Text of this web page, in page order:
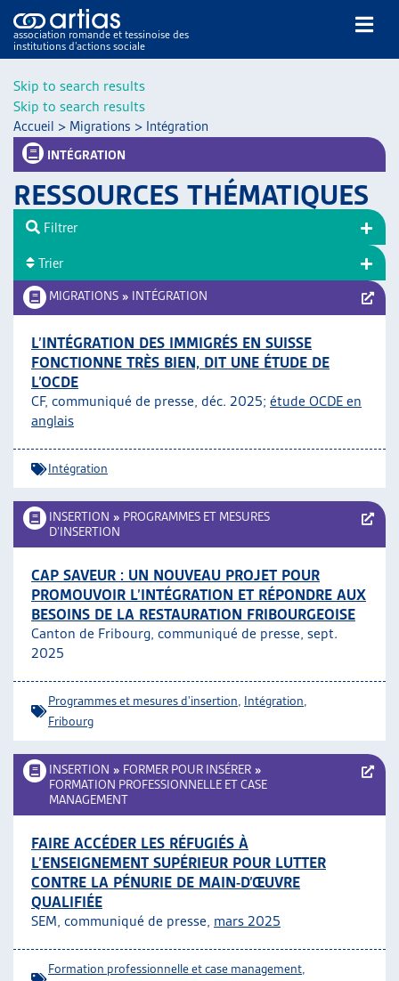
Skip to search results
Skip to search results
association romande et tessinoise des
institutions d’actions sociale
NOS PUBLICATIONS
DOSSIERS DU MOIS
VEILLE
RESSOURCES
THÉMATIQUES
GUIDE SOCIAL ROMAND
AUTRES
ARTIAS
Accueil > Migrations > Intégration
INTÉGRATION
RESSOURCES THÉMATIQUES
MIGRATIONS » INTÉGRATION
L’INTÉGRATION DES IMMIGRÉS EN SUISSE
FONCTIONNE TRÈS BIEN, DIT UNE ÉTUDE DE
L’OCDE
CF, communiqué de presse, déc. 2025; étude OCDE en
anglais
Intégration
INSERTION » PROGRAMMES ET MESURES
D’INSERTION
CAP SAVEUR : UN NOUVEAU PROJET POUR
PROMOUVOIR L’INTÉGRATION ET RÉPONDRE AUX
BESOINS DE LA RESTAURATION FRIBOURGEOISE
Canton de Fribourg, communiqué de presse, sept.
2025
Programmes et mesures d'insertion Intégration
Fribourg
INSERTION » FORMER POUR INSÉRER »
FORMATION PROFESSIONNELLE ET CASE
MANAGEMENT
FAIRE ACCÉDER LES RÉFUGIÉS À
L’ENSEIGNEMENT SUPÉRIEUR POUR LUTTER
CONTRE LA PÉNURIE DE MAIN-D’ŒUVRE
QUALIFIÉE
SEM, communiqué de presse, mars 2025
Formation professionnelle et case management
Filtrer
Trier